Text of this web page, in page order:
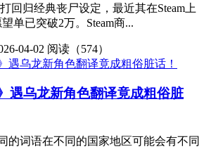
回归经典丧尸设定，最近其在Steam上
单已突破2万。Steam商...
04-02 阅读（574）
遇乌龙新角色翻译竟成粗俗脏
的词语在不同的国家地区可能会有不同